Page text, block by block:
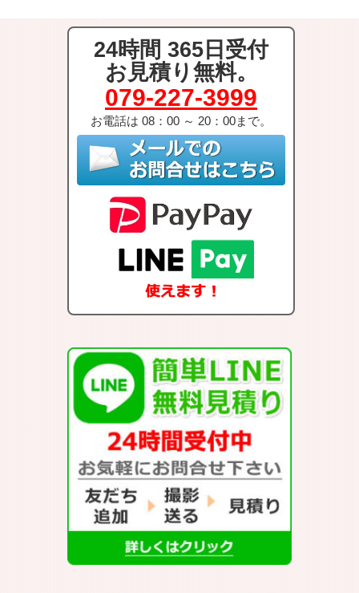
24時間 365日受付
お見積り無料。
079-227-3999
お電話は 08：00 ～ 20：00まで。